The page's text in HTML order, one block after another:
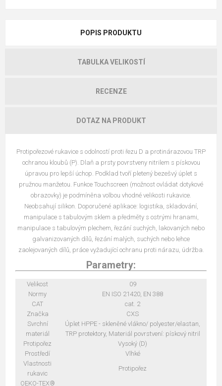
POPIS PRODUKTU
TABULKA VELIKOSTÍ
RECENZE
DOTAZ NA PRODUKT
Protipořezové rukavice s odolností proti řezu D a protinárazovou TRP
ochranou kloubů (P). Dlaň a prsty povrstveny nitrilem s pískovou
úpravou pro lepší úchop. Podklad tvoří pletený bezešvý úplet s
pružnou manžetou. Funkce Touchscreen (možnost ovládat dotykové
obrazovky) je podmíněna volbou vhodné velikosti rukavice.
Neobsahují silikon. Doporučené aplikace: logistika, skladování,
manipulace s tabulovým sklem a předměty s ostrými hranami,
manipulace s tabulovým plechem, řezání suchých, lakovaných nebo
galvanizovaných dílů, řezání malých, suchých nebo lehce
zaolejovaných dílů, práce vyžadující ochranu proti nárazu, údržba.
Parametry:
Velikost
09
Normy
EN ISO 21420, EN 388
CAT
cat. 2
Značka
CXS
Svrchní
materiál
Úplet HPPE - skleněné vlákno/ polyester/elastan,
TRP protektory, Materiál povrstvení: pískový nitril
Protipořez
Vysoký (D)
Prostředí
Vlhké
Vlastnosti
rukavic
Protipořez
OEKO-TEX®